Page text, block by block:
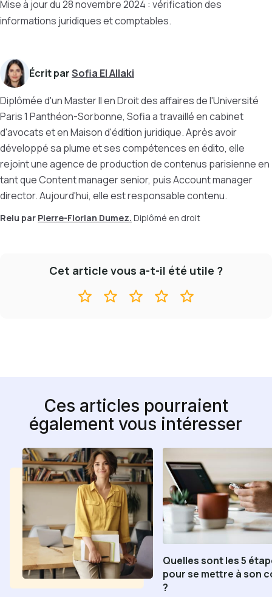
Mise à jour du 28 novembre 2024 : vérification des
informations juridiques et comptables.
Écrit parSofia El Allaki
Diplômée d'un Master II en Droit des affaires de l'Université
Paris 1 Panthéon-Sorbonne, Sofia a travaillé en cabinet
d'avocats et en Maison d'édition juridique. Après avoir
développé sa plume et ses compétences en édito, elle
rejoint une agence de production de contenus parisienne en
tant que Content manager senior, puis Account manager
director. Aujourd'hui, elle est responsable contenu.
Relu par Pierre-Florian Dumez. Diplômé en droit
Cet article vous a-t-il été utile ?
Ces articles pourraient
également vous intéresser
Quelles sont les 5
pour se mettre à son
?